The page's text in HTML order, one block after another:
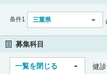
条件1 三重県
募集科目
一覧を閉じる 健診